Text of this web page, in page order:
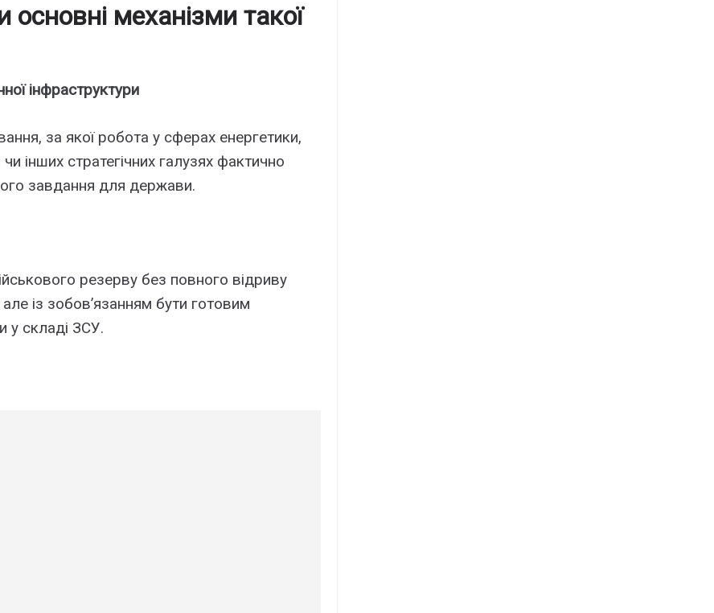
механізми такої
інфраструктури
за якої робота у сферах енергетики,
інших стратегічних галузях фактично
завдання для держави.
резерву без повного відриву
із зобов’язанням бути готовим
у складі ЗСУ.